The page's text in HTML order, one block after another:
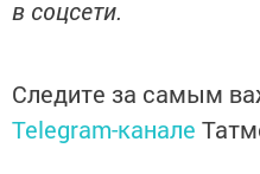
в соцсети.
Следите за самым
Telegram-канале